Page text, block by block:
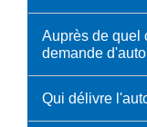
Auprès de quel
demande
Qui délivre